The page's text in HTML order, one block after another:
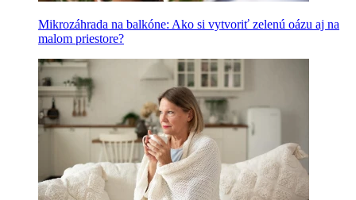
Mikrozáhrada na balkóne: Ako si vytvoriť zelenú oázu aj na
malom priestore?